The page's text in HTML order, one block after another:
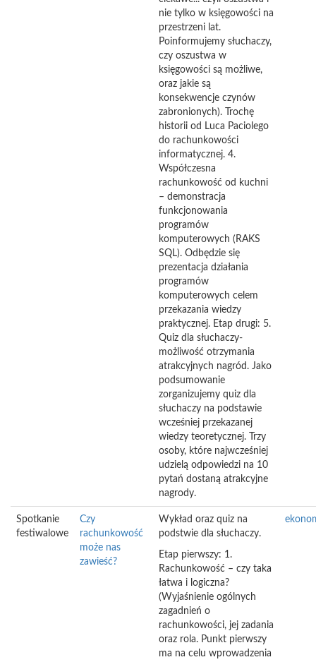
nie tylko w księgowości na
przestrzeni lat.
Poinformujemy słuchaczy,
czy oszustwa w
księgowości są możliwe,
oraz jakie są
konsekwencje czynów
zabronionych). Trochę
historii od Luca Paciolego
do rachunkowości
informatycznej. 4.
Współczesna
rachunkowość od kuchni
– demonstracja
funkcjonowania
programów
komputerowych (RAKS
SQL). Odbędzie się
prezentacja działania
programów
komputerowych celem
przekazania wiedzy
praktycznej. Etap drugi: 5.
Quiz dla słuchaczy-
możliwość otrzymania
atrakcyjnych nagród. Jako
podsumowanie
zorganizujemy quiz dla
słuchaczy na podstawie
wcześniej przekazanej
wiedzy teoretycznej. Trzy
osoby, które najwcześniej
udzielą odpowiedzi na 10
pytań dostaną atrakcyjne
nagrody.
Spotkanie
festiwalowe
Czy
rachunkowość
może nas
zawieść?
Wykład oraz quiz na
podstwie dla słuchaczy.
Etap pierwszy: 1.
Rachunkowość – czy taka
łatwa i logiczna?
(Wyjaśnienie ogólnych
zagadnień o
rachunkowości, jej zadania
oraz rola. Punkt pierwszy
ma na celu wprowadzenia